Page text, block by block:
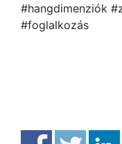
#hangdimenziók
#foglalkozás